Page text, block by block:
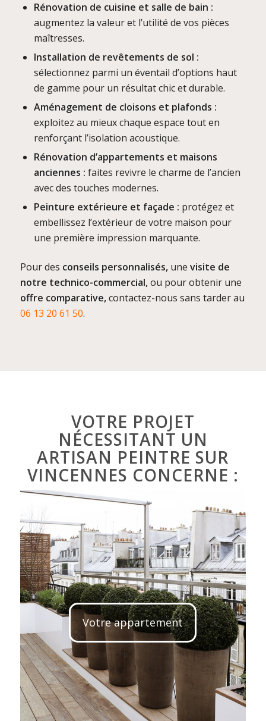
Rénovation de cuisine et salle de bain :
augmentez la valeur et l’utilité de vos pièces
maîtresses.
Installation de revêtements de sol :
sélectionnez parmi un éventail d’options haut
de gamme pour un résultat chic et durable.
Aménagement de cloisons et plafonds :
exploitez au mieux chaque espace tout en
renforçant l’isolation acoustique.
Rénovation d’appartements et maisons
anciennes : faites revivre le charme de l’ancien
avec des touches modernes.
Peinture extérieure et façade : protégez et
embellissez l’extérieur de votre maison pour
une première impression marquante.
Pour des conseils personnalisés,une visite de
notre technico-commercial,ou pour obtenir une
offre comparative,contactez-nous sans tarder au
06 13 20 61 50.
VOTRE PROJET
NÉCESSITANT UN
ARTISAN PEINTRE SUR
VINCENNES CONCERNE :
Votre appartement